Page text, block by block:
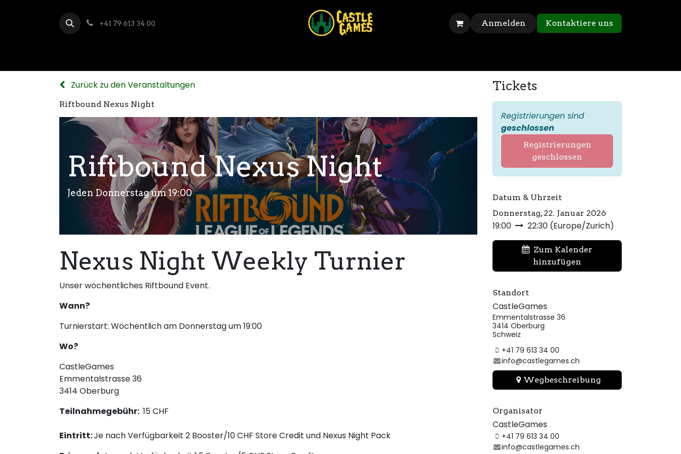
+41 79 613 34 00 Anmelden Kontaktiere uns
Zurück zu den Veranstaltungen
Riftbound Nexus Night
Riftbound Nexus Night
Jeden Donnerstag um 19:00
Nexus Night Weekly Turnier
Unser wöchentliches Riftbound Event.
Wann?
Turnierstart: Wöchentlich am Donnerstag um 19:00
Wo?
CastleGames
Emmentalstrasse 36
3414 Oberburg
Teilnahmegebühr: 15 CHF
Eintritt:Je nach Verfügbarkeit 2 Booster/10 CHF Store Credit und Nexus Night Pack
Tickets
Registrierungen sind
geschlossen
Registrierungen
geschlossen
Datum & Uhrzeit
Donnerstag, 22. Januar 2026
19:00 22:30 (Europe/Zurich)
Zum Kalender
hinzufügen
Standort
CastleGames
Emmentalstrasse 36
3414 Oberburg
Schweiz
+41 79 613 34 00
info@castlegames.ch
Wegbeschreibung
Organisator
CastleGames
+41 79 613 34 00
info@castlegames.ch